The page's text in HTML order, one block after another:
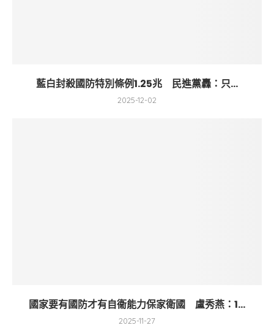
藍白封殺國防特別條例1.25兆 民進黨轟：只...
2025-12-02
國家要有國防才有自衞能力保家衛國 盧秀燕：1...
2025-11-27